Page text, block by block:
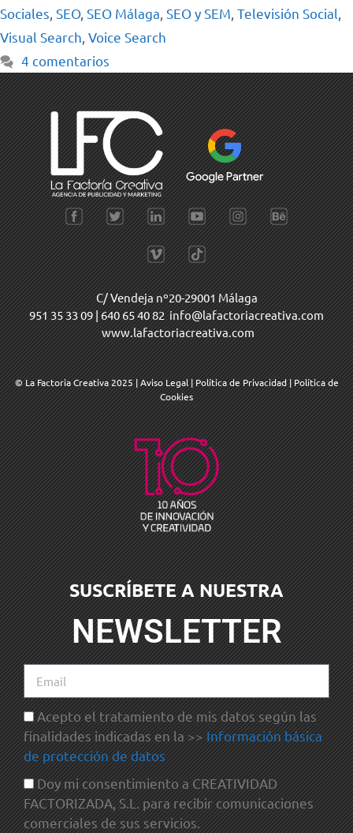
Sociales, SEO, SEO Málaga, SEO y SEM, Televisión Social,
Visual Search, Voice Search
4 comentarios
C/ Vendeja nº20-29001 Málaga
951 35 33 09 | 640 65 40 82 info@lafactoriacreativa.com
www.lafactoriacreativa.com
© La Factoria Creativa 2025 |Aviso Legal | Política de Privacidad | Política de
Cookies
SUSCRÍBETE A NUESTRA
NEWSLETTER
Acepto el tratamiento de mis datos según las
finalidades indicadas en la >> Información básica
de protección de datos
Doy mi consentimiento a CREATIVIDAD
FACTORIZADA, S.L. para recibir comunicaciones
comerciales de sus servicios.